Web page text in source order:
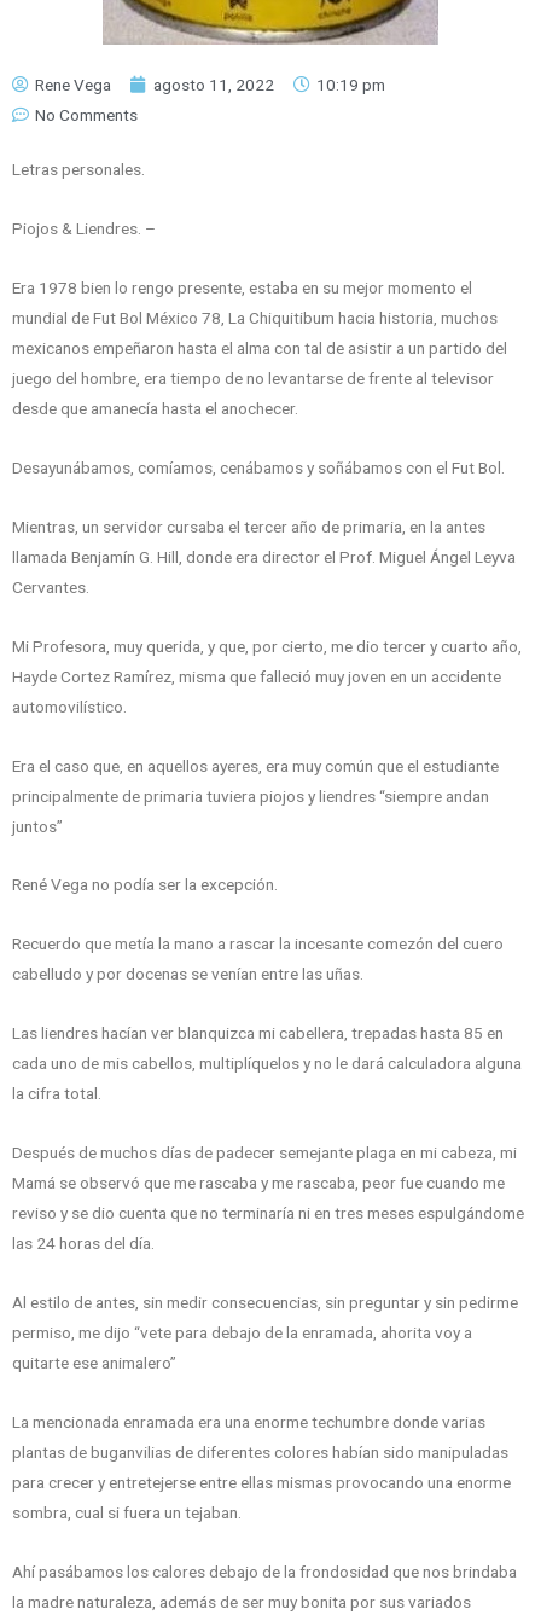
Rene Vega agosto 11, 2022
10:19 pm
No Comments
Letras personales.
Piojos & Liendres. –
Era 1978 bien lo rengo presente, estaba en su mejor momento el
mundial de Fut Bol México 78, La Chiquitibum hacia historia, muchos
mexicanos empeñaron hasta el alma con tal de asistir a un partido del
juego del hombre, era tiempo de no levantarse de frente al televisor
desde que amanecía hasta el anochecer.
Desayunábamos, comíamos, cenábamos y soñábamos con el Fut Bol.
Mientras, un servidor cursaba el tercer año de primaria, en la antes
llamada Benjamín G. Hill, donde era director el Prof. Miguel Ángel Leyva
Cervantes.
Mi Profesora, muy querida, y que, por cierto, me dio tercer y cuarto año,
Hayde Cortez Ramírez, misma que falleció muy joven en un accidente
automovilístico.
Era el caso que, en aquellos ayeres, era muy común que el estudiante
principalmente de primaria tuviera piojos y liendres “siempre andan
juntos”
René Vega no podía ser la excepción.
Recuerdo que metía la mano a rascar la incesante comezón del cuero
cabelludo y por docenas se venían entre las uñas.
Las liendres hacían ver blanquizca mi cabellera, trepadas hasta 85 en
cada uno de mis cabellos, multiplíquelos y no le dará calculadora alguna
la cifra total.
Después de muchos días de padecer semejante plaga en mi cabeza, mi
Mamá se observó que me rascaba y me rascaba, peor fue cuando me
reviso y se dio cuenta que no terminaría ni en tres meses espulgándome
las 24 horas del día.
Al estilo de antes, sin medir consecuencias, sin preguntar y sin pedirme
permiso, me dijo “vete para debajo de la enramada, ahorita voy a
quitarte ese animalero”
La mencionada enramada era una enorme techumbre donde varias
plantas de buganvilias de diferentes colores habían sido manipuladas
para crecer y entretejerse entre ellas mismas provocando una enorme
sombra, cual si fuera un tejaban.
Ahí pasábamos los calores debajo de la frondosidad que nos brindaba
la madre naturaleza, además de ser muy bonita por sus variados